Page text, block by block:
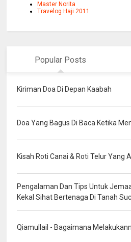
Master Norita
Travelog Haji 2011
Popular Posts
Kiriman Doa Di Depan Kaabah
Doa Yang Bagus Di Baca Ketika
Kisah Roti Canai & Roti Telur Yang
Pengalaman Dan Tips Untuk
Kekal Sihat Bertenaga Di Tanah
Qiamullail - Bagaimana